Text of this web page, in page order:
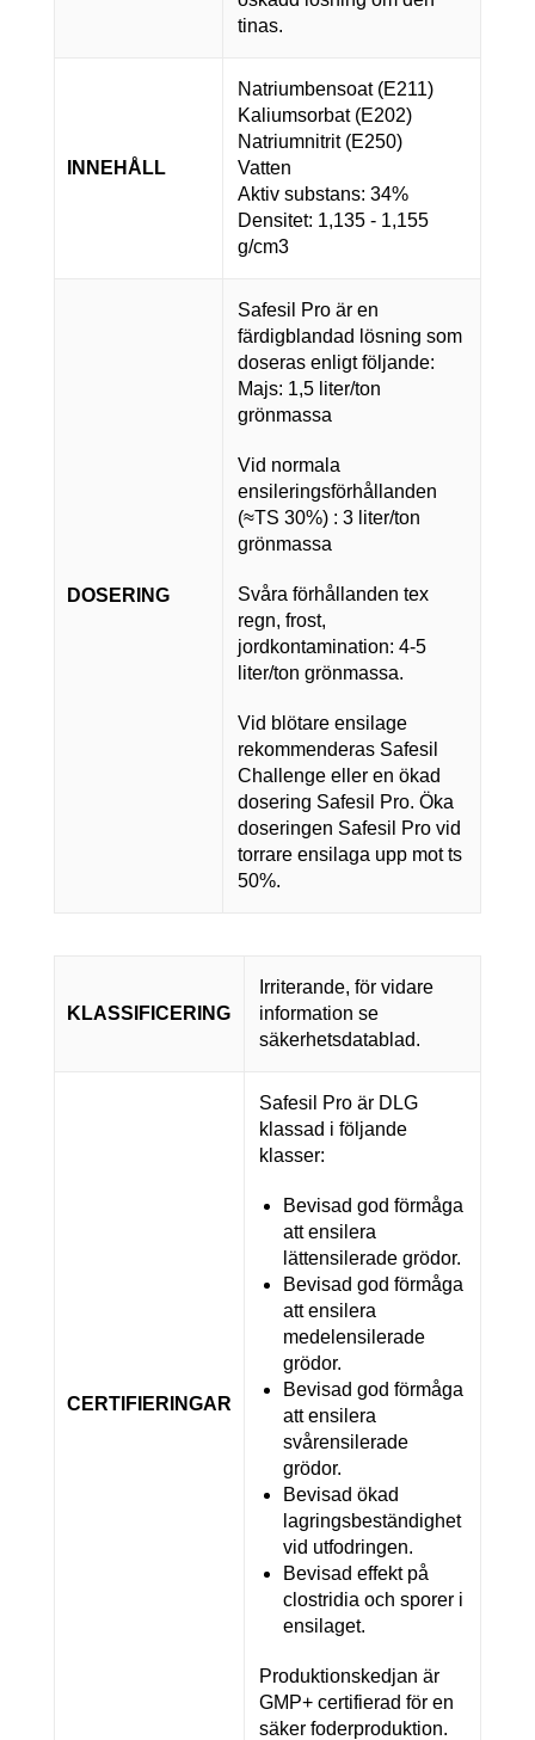
tinas.
INNEHÅLL
Natriumbensoat (E211)
Kaliumsorbat (E202)
Natriumnitrit (E250)
Vatten
Aktiv substans: 34%
Densitet: 1,135 - 1,155
g/cm3
DOSERING
Safesil Pro är en
färdigblandad lösning som
doseras enligt följande:
Majs: 1,5 liter/ton
grönmassa
Vid normala
ensileringsförhållanden
(≈TS 30%) : 3 liter/ton
grönmassa
Svåra förhållanden tex
regn, frost,
jordkontamination: 4-5
liter/ton grönmassa.
Vid blötare ensilage
rekommenderas Safesil
Challenge eller en ökad
dosering Safesil Pro. Öka
doseringen Safesil Pro vid
torrare ensilaga upp mot ts
50%.
KLASSIFICERING
Irriterande, för vidare
information se
säkerhetsdatablad.
CERTIFIERINGAR
Safesil Pro är DLG
klassad i följande
klasser:
Bevisad god förmåga
att ensilera
lättensilerade grödor.
Bevisad god förmåga
att ensilera
medelensilerade
grödor.
Bevisad god förmåga
att ensilera
svårensilerade
grödor.
Bevisad ökad
lagringsbeständighet
vid utfodringen.
Bevisad effekt på
clostridia och sporer i
ensilaget.
Produktionskedjan är
GMP+ certifierad för en
säker foderproduktion.